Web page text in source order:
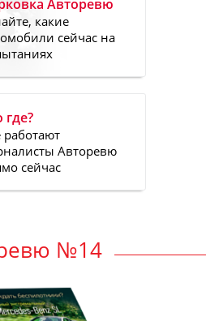
Авторевю
какие
сейчас на
где?
работают
Авторевю
сейчас
№14